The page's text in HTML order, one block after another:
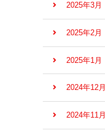
2025年3月
2025年2月
2025年1月
2024年12月
2024年11月